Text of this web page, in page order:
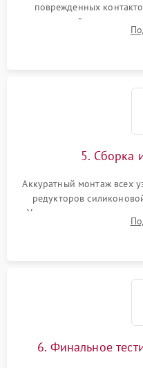
поврежденных
двигателей,
лидара или помпы подачи
5. Сборка
Аккуратный монтаж всех
редукторов
Установка новых
микрофибры, щеток).
6. Финальное